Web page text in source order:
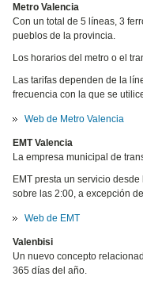
Metro Valencia
Con un total de 5 líneas, 3
pueblos de la provincia.
Los horarios del metro o el
Las tarifas dependen de la
frecuencia con la que se
Web de Metro Valencia
EMT Valencia
La empresa municipal de
EMT presta un servicio
sobre las 2:00, a excepción
Web de EMT
Valenbisi
Un nuevo concepto
365 días del año.